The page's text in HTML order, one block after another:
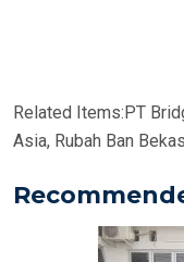
Related Items: PT
Asia, Rubah Ban